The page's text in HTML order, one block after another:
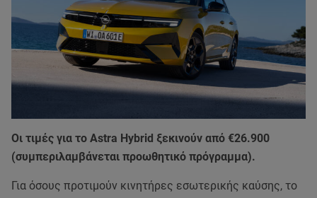
Οι τιμές για το Astra Hybrid ξεκινούν από €26.900
(συμπεριλαμβάνεται προωθητικό πρόγραμμα).
Για όσους προτιμούν κινητήρες εσωτερικής καύσης, το